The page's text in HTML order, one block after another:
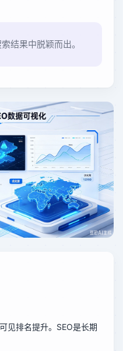
结果中脱颖而出。
见排名提升。SEO是长期